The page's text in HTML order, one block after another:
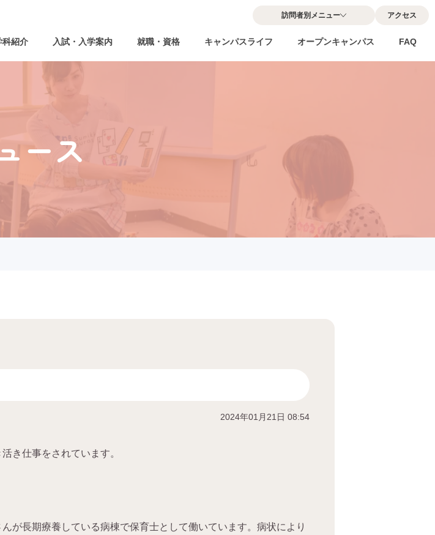
科紹介 入試・入学案内 就職・資格 キャンパスライフ オープンキャンパス FAQ
訪問者別メニュー アクセス
ース
2024年01月21日 08:54
き仕事をされています。
が長期療養している病棟で保育士として働いています。病状により